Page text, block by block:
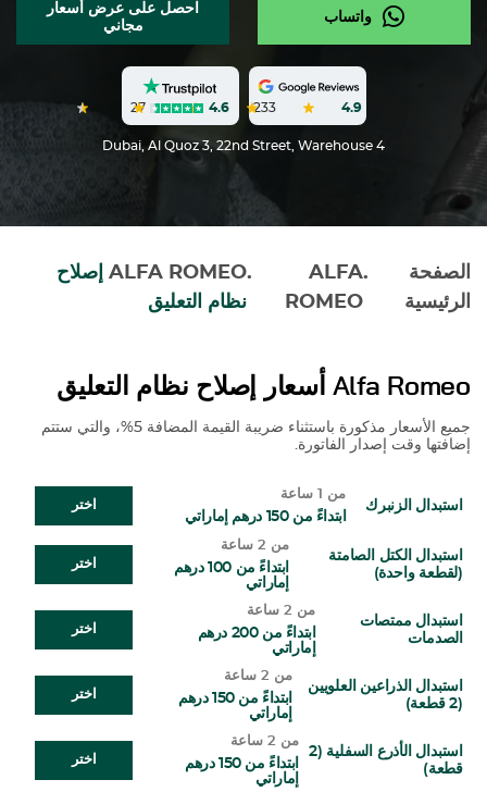
واتساب
احصل على عرض أسعار
مجاني
4.9
233
4.6
27
Dubai, Al Quoz 3, 22nd Street, Warehouse 4
الصفحة
الرئيسية
.
ALFA
ROMEO
.
ALFA ROMEOإصلاح
نظام التعليق
Alfa Romeoأسعار إصلاح نظام التعليق
جميع الأسعار مذكورة باستثناء ضريبة القيمة المضافة 5%، والتي ستتم
إضافتها وقت إصدار الفاتورة.
استبدال الزنبرك
من 1 ساعة
ابتداءً من 150 درهم إماراتي
اختر
استبدال الكتل الصامتة
(لقطعة واحدة)
من 2 ساعة
ابتداءً من 100 درهم
إماراتي
اختر
استبدال ممتصات
الصدمات
من 2 ساعة
ابتداءً من 200 درهم
إماراتي
اختر
استبدال الذراعين العلويين
(2 قطعة)
من 2 ساعة
ابتداءً من 150 درهم
إماراتي
اختر
استبدال الأذرع السفلية (2
قطعة)
من 2 ساعة
ابتداءً من 150 درهم
إماراتي
اختر